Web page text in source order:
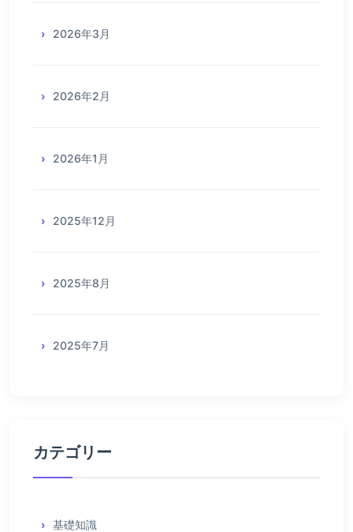
2026年3月
2026年2月
2026年1月
2025年12月
2025年8月
2025年7月
カテゴリー
基礎知識